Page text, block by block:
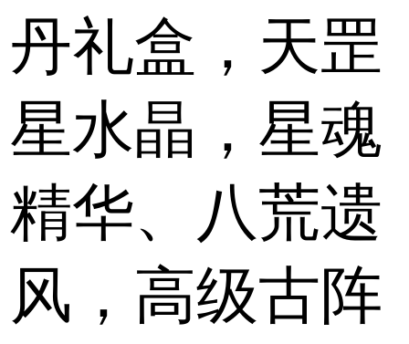
丹礼盒，天罡
星水晶，星魂
精华、八荒遗
风，高级古阵